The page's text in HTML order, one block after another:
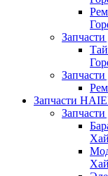
Запчасти